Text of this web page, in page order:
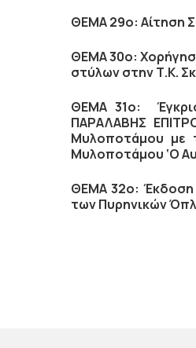
ΘΕΜΑ 29ο: Αίτηση
ΘΕΜΑ 30ο:
στύλων στην Τ.Κ.
ΘΕΜΑ 31ο:
ΠΑΡΑΛΑΒΗΣ
Μυλοποτάμου με
Μυλοποτάμου ‘Ο
ΘΕΜΑ 32ο: Έκδοση
των Πυρηνικών